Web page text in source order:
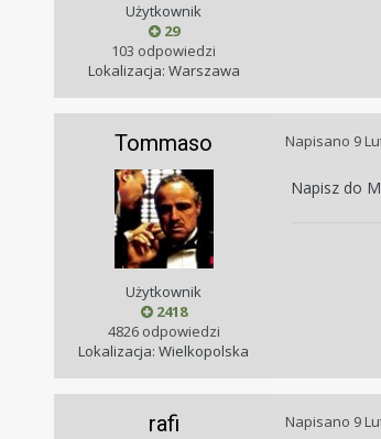
Użytkownik
29
103 odpowiedzi
Lokalizacja: Warszawa
Tommaso
Użytkownik
2418
4826 odpowiedzi
Lokalizacja: Wielkopolska
Napisano 9
Napisz do
rafi Napisano 9